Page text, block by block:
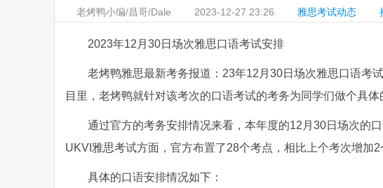
老烤鸭小编/昌哥/Dale 2023-12-27 23:26 雅思考试动态
2023年12月30日场次雅思口语考试安排
老烤鸭雅思最新考务报道：23年12月30日场次雅思口语考
目里，老烤鸭就针对该考次的口语考试的考务为同学们做个具体
通过官方的考务安排情况来看，本年度的12月30日场次的
UKVI雅思考试方面，官方布置了28个考点，相比上个考次增加2
具体的口语安排情况如下：